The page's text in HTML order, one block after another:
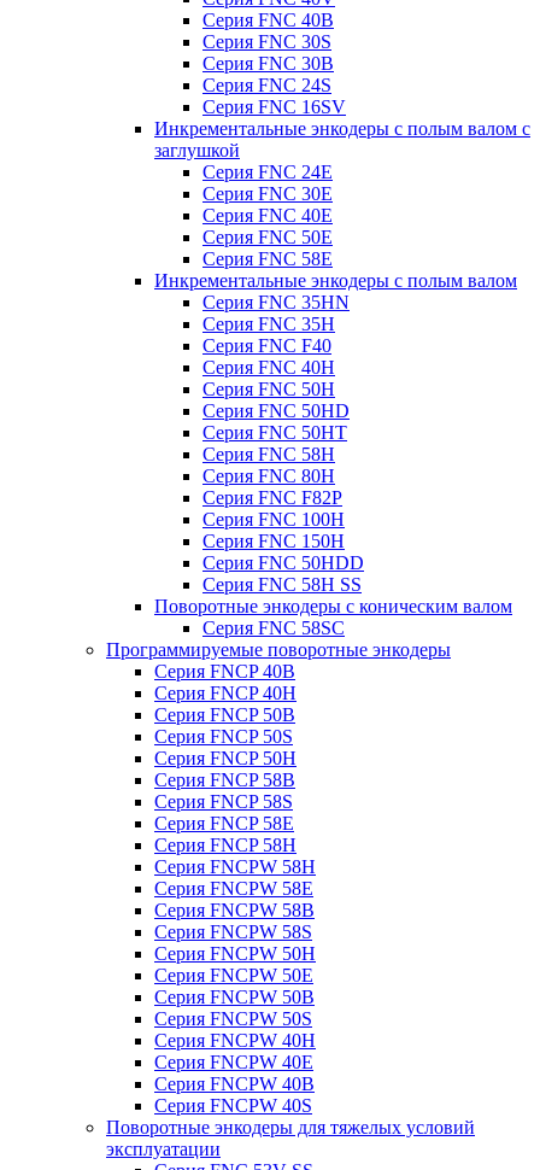
Серия FNC 40B
Серия FNC 30S
Серия FNC 30B
Серия FNC 24S
Серия FNC 16SV
Инкрементальные энкодеры с полым валом с
заглушкой
Серия FNC 24E
Серия FNC 30E
Серия FNC 40E
Серия FNC 50E
Серия FNC 58E
Инкрементальные энкодеры с полым валом
Серия FNC 35HN
Серия FNC 35H
Серия FNC F40
Серия FNC 40H
Серия FNC 50H
Серия FNC 50HD
Серия FNC 50HT
Серия FNC 58H
Серия FNC 80H
Серия FNC F82P
Серия FNC 100H
Серия FNC 150H
Серия FNC 50HDD
Серия FNC 58H SS
Поворотные энкодеры с коническим валом
Серия FNC 58SC
Программируемые поворотные энкодеры
Серия FNCP 40B
Серия FNCP 40H
Серия FNCP 50B
Серия FNCP 50S
Серия FNCP 50H
Серия FNCP 58B
Серия FNCP 58S
Серия FNCP 58E
Серия FNCP 58H
Серия FNCPW 58H
Серия FNCPW 58E
Серия FNCPW 58B
Серия FNCPW 58S
Серия FNCPW 50H
Серия FNCPW 50E
Серия FNCPW 50B
Серия FNCPW 50S
Серия FNCPW 40H
Серия FNCPW 40E
Серия FNCPW 40B
Серия FNCPW 40S
Поворотные энкодеры для тяжелых условий
эксплуатации